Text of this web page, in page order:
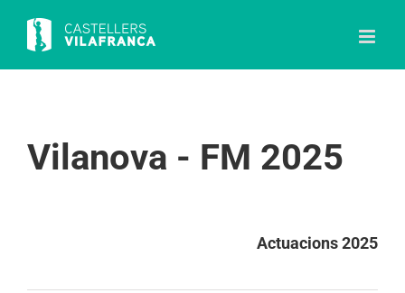
content
Vilanova - FM 2025
Actuacions 2025